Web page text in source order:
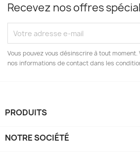
Recevez nos offres
Vous pouvez vous désinscrire à tout
nos informations de contact dans les
PRODUITS
NOTRE SOCIÉTÉ